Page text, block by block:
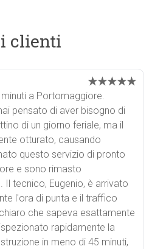
clienti
★★★★★
a Portomaggiore.
pensato di aver bisogno di
di un giorno feriale, ma il
otturato, causando
questo servizio di pronto
e sono rimasto
tecnico, Eugenio, è arrivato
l'ora di punta e il traffico
che sapeva esattamente
rapidamente la
in meno di 45 minuti,